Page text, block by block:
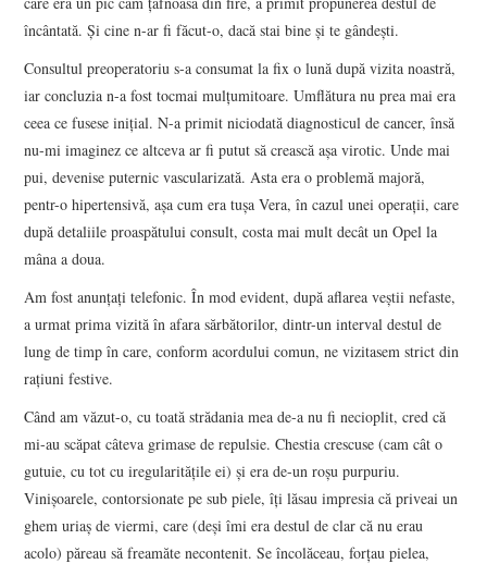
încântată. Și cine n-ar fi făcut-o, dacă stai bine și te gândești.
Consultul preoperatoriu s-a consumat la fix o lună după vizita noastră,
iar concluzia n-a fost tocmai mulțumitoare. Umflătura nu prea mai era
ceea ce fusese inițial. N-a primit niciodată diagnosticul de cancer, însă
nu-mi imaginez ce altceva ar fi putut să crească așa virotic. Unde mai
pui, devenise puternic vascularizată. Asta era o problemă majoră,
pentr-o hipertensivă, așa cum era tușa Vera, în cazul unei operații, care
după detaliile proaspătului consult, costa mai mult decât un Opel la
mâna a doua.
Am fost anunțați telefonic. În mod evident, după aflarea veștii nefaste,
a urmat prima vizită în afara sărbătorilor, dintr-un interval destul de
lung de timp în care, conform acordului comun, ne vizitasem strict din
rațiuni festive.
Când am văzut-o, cu toată strădania mea de-a nu fi necioplit, cred că
mi-au scăpat câteva grimase de repulsie. Chestia crescuse (cam cât o
gutuie, cu tot cu iregularitățile ei) și era de-un roșu purpuriu.
Vinișoarele, contorsionate pe sub piele, îți lăsau impresia că priveai un
ghem uriaș de viermi, care (deși îmi era destul de clar că nu erau
acolo) păreau să freamăte necontenit. Se încolăceau, forțau pielea,